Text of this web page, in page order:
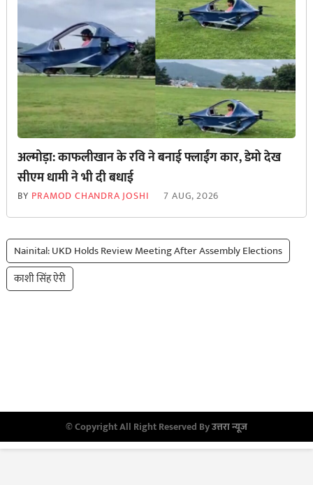
अल्मोड़ा: काफलीखान के रवि ने बनाई फ्लाईंग कार, डेमो देख
सीएम धामी ने भी दी बधाई
BY PRAMOD CHANDRA JOSHI 7 AUG, 2026
Nainital: UKD Holds Review Meeting After Assembly Elections
काशी सिंह ऐरी
© Copyright All Right Reserved Byउत्तरा न्यूज